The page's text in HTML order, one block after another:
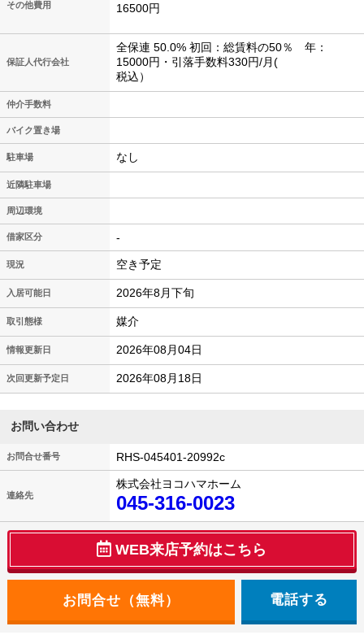
その他費用 16500円
保証人代行会社
全保連 50.0% 初回：総賃料の50％ 年：
15000円・引落手数料330円/月(
税込）
仲介手数料
バイク置き場
駐車場 なし
近隣駐車場
周辺環境
借家区分 -
現況 空き予定
入居可能日 2026年8月下旬
取引態様 媒介
情報更新日 2026年08月04日
次回更新予定日 2026年08月18日
お問い合わせ
お問合せ番号 RHS-045401-20992c
連絡先
株式会社ヨコハマホーム
045-316-0023
WEB来店予約はこちら
電話する